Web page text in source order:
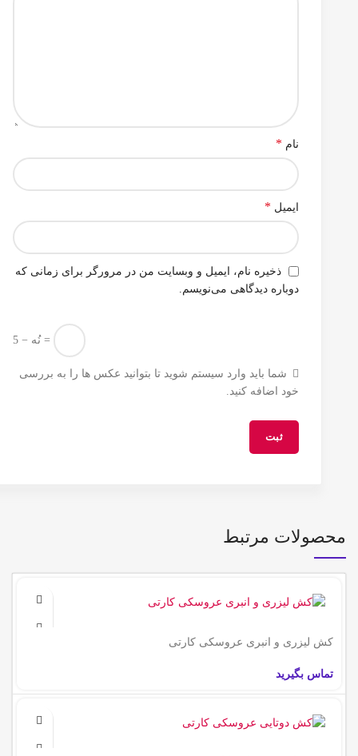
نام *
ایمیل *
ذخیره نام، ایمیل و وبسایت من در مرورگر برای زمانی که
دوباره دیدگاهی می‌نویسم.
نُه − 5 =
شما باید وارد سیستم شوید تا بتوانید عکس ها را به بررسی
خود اضافه کنید.
محصولات مرتبط
کش لیزری و انبری عروسکی کارتی
تماس بگیرید